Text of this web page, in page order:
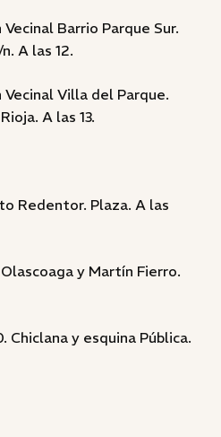
Barrio Parque Sur.
A las 12.
Villa del Parque.
A las 13.
Redentor. Plaza. A las
y Martín Fierro.
Chiclana y esquina Pública.